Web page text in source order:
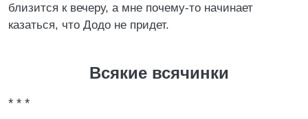
близится к вечеру, а мне почему-то начинает
казаться, что Додо не придет.
Всякие всячинки
* * *